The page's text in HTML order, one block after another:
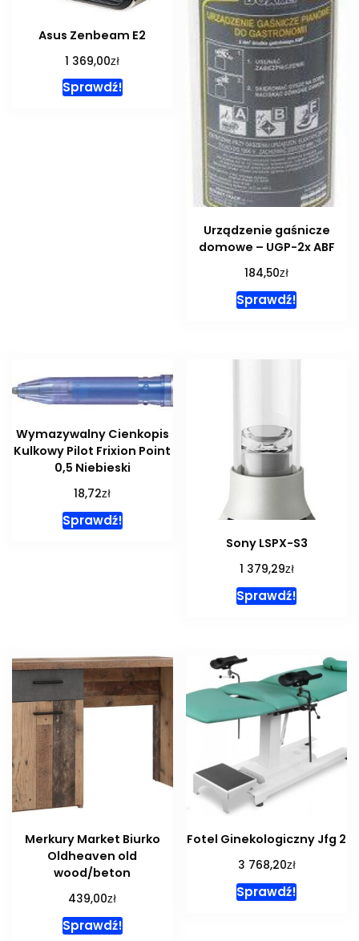
Asus Zenbeam E2
1 369,00zł
Sprawdź!
Urządzenie gaśnicze
domowe – UGP-2x ABF
184,50zł
Sprawdź!
Wymazywalny Cienkopis
Kulkowy Pilot Frixion Point
0,5 Niebieski
18,72zł
Sprawdź!
Sony LSPX-S3
1 379,29zł
Sprawdź!
Merkury Market Biurko
Oldheaven old
wood/beton
439,00zł
Sprawdź!
Fotel Ginekologiczny Jfg 2
3 768,20zł
Sprawdź!